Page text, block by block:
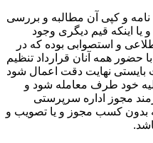
و کپی آن مطالبه و بررسی
یا اینکه قیم دیگری وجود
و استصوابی بوده که در
همه آنان قرارداد تنظیم
بایستی نهایت دقت اعمال شود
خود طرف معامله شود و
مجوز اداره سرپرستی
بدون کسب مجوز و یا تصویب و